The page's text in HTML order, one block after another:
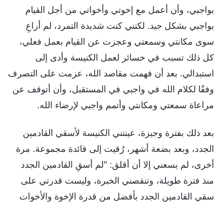
بواجبي، وأن أعمل مع إخوتي وأخواتي من أجل القيام
بواجبي بشكل جيد. لكنني كنت شديدة التمرد، لم أراعِ
سوى مكانتي وسمعتي وعجزت عن القيام بعمل فعلي،
كل ذلك تسبب في خسائر لعمل الكنيسة وأدى إلى
استبدالي. بعد أن فهمت مقاصد الله، عزمت على التصرف
وفقًا لكلام الله في واجبي في المستقبل، وأن أتوقف عن
مراعاة سمعتي ومكانتي وأتمم واجبي لإرضاء الله.
بعد ذلك بفترة وجيزة، عينتني الكنيسة لأسقي القادمين
الجدد، وبعد بضعة أشهر، رُقيت إلى قائدة مجموعة. مرة
أخرى، لم يسعني إلا أن أقلق: "لم أسقِ القادمين الجدد
منذ فترة طويلة، وتنقصني الخبرة، وليست قدرتي على
سقي القادمين الجدد بأفضل من قدرة الإخوة والأخوات